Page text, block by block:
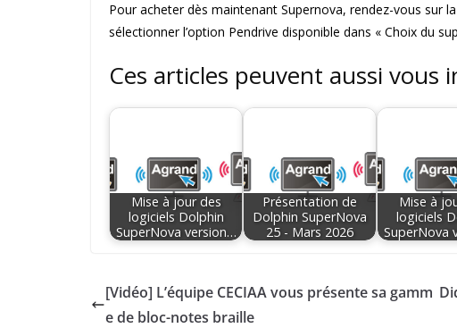
Pour acheter dès maintenant Supernova, rendez-vous sur
sélectionner l’option Pendrive disponible dans « Choix du
Ces articles peuvent aussi vous
Mise à jour des
logiciels Dolphin
SuperNova version…
Présentation de
Dolphin SuperNova
25 - Mars 2026
Mise à
logiciels
SuperNova
[Vidéo] L’équipe CECIAA vous présente sa gamm
e de bloc-notes braille